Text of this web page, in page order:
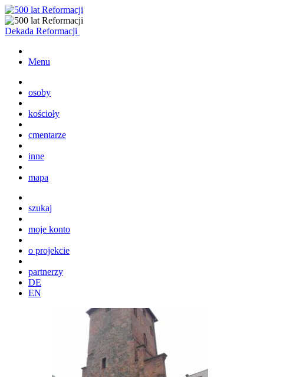
Dekada Reformacji
Menu
osoby
kościoły
cmentarze
inne
mapa
szukaj
moje konto
o projekcie
partnerzy
DE
EN